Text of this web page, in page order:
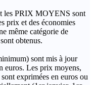
les PRIX MOYENS sont
prix et des économies
même catégorie de
obtenus.
sont mis à jour
euros. Les prix moyens,
exprimées en euros ou